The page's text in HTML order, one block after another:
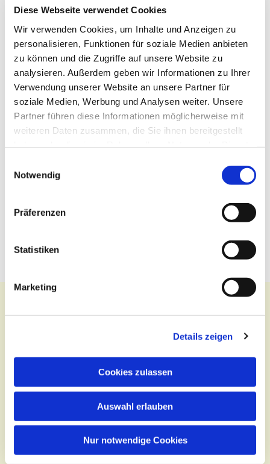
Diese Webseite verwendet Cookies
Wir verwenden Cookies, um Inhalte und Anzeigen zu
personalisieren, Funktionen für soziale Medien anbieten
zu können und die Zugriffe auf unsere Website zu
analysieren. Außerdem geben wir Informationen zu Ihrer
Verwendung unserer Website an unsere Partner für
soziale Medien, Werbung und Analysen weiter. Unsere
Partner führen diese Informationen möglicherweise mit
weiteren Daten zusammen, die Sie ihnen bereitgestellt
Notwendig
Präferenzen
Statistiken
Marketing
Details zeigen
Cookies zulassen
Auswahl erlauben
Nur notwendige Cookies
Tel.:(030) 643 849 70
Besuchen Sie uns:
Di 10 - 12 Uhr |Mi 9.30 - 12 Uhr |Fr 14 - 18 Uhr